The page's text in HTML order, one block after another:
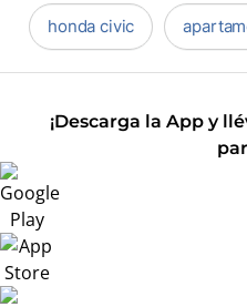
honda civic
¡Descarga la App y